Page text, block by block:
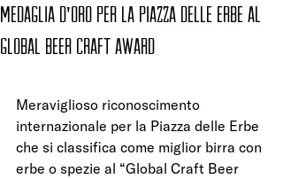
medaglia d'oro per la Piazza delle Erbe al
Global Beer Craft Award
Meraviglioso riconoscimento
internazionale per la Piazza delle Erbe
che si classifica come miglior birra con
erbe o spezie al “Global Craft Beer